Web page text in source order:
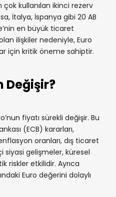
kullanılan ikinci rezerv
İtalya, İspanya gibi 20 AB
en büyük ticaret
ilişkiler nedeniyle, Euro
için kritik öneme sahiptir.
Değişir?
fiyatı sürekli değişir. Bu
(ECB) kararları,
oranları, dış ticaret
siyasi gelişmeler, küresel
riskler etkilidir. Ayrıca
Euro değerini dolaylı